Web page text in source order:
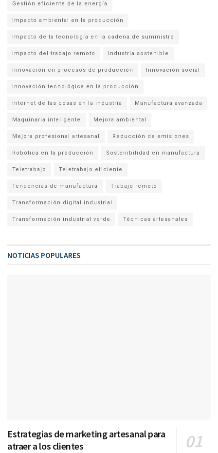
Gestión eficiente de la energía
Impacto ambiental en la producción
Impacto de la tecnología en la cadena de suministro
Impacto del trabajo remoto Industria sostenible
Innovación en procesos de producción Innovación social
Innovación tecnológica en la producción
Internet de las cosas en la industria Manufactura avanzada
Maquinaria inteligente Mejora ambiental
Mejora profesional artesanal Reducción de emisiones
Robótica en la producción Sostenibilidad en manufactura
Teletrabajo Teletrabajo eficiente
Tendencias de manufactura Trabajo remoto
Transformación digital industrial
Transformación industrial verde Técnicas artesanales
NOTICIAS POPULARES
Estrategias de marketing artesanal para
atraer a los clientes